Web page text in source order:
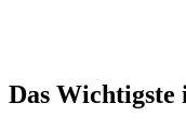
Das Wichtigste